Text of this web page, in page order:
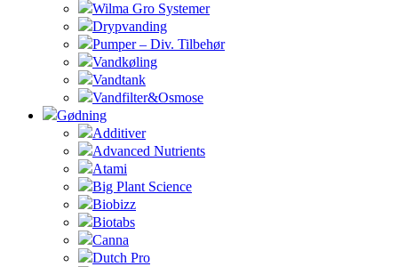
Wilma Gro Systemer
Drypvanding
Pumper – Div. Tilbehør
Vandkøling
Vandtank
Vandfilter&Osmose
Gødning
Additiver
Advanced Nutrients
Atami
Big Plant Science
Biobizz
Biotabs
Canna
Dutch Pro